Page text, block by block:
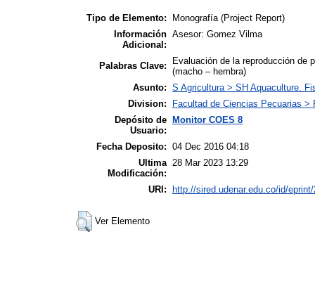
Tipo de Elemento:
Monografía (Project Report)
Información
Adicional:
Asesor: Gomez Vilma
Palabras Clave:
Evaluación de la reproducción de
(macho – hembra)
Asunto: S Agricultura > SH Aquaculture.
Division:
Facultad de Ciencias Pecuarias >
Depósito de
Usuario:
Monitor COES 8
Fecha Deposito: 04 Dec 2016 04:18
Ultima
Modificación:
28 Mar 2023 13:29
URI: http://sired.udenar.edu.co/id/eprint/
Ver Elemento